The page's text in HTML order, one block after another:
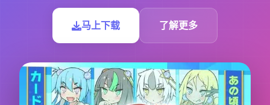
马上下载 了解更多